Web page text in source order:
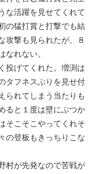
な活躍を見せてくれて
の猛打賞と打撃でも結
攻撃も見られたが、８
なれない。
投げてくれた。増渕は
タフネスぶりを見せ付
られてしまう当たりも
ると１度は壁にぶつか
そこそこやってくれそ
の登板もきっちりこな
村が先発なので苦戦が